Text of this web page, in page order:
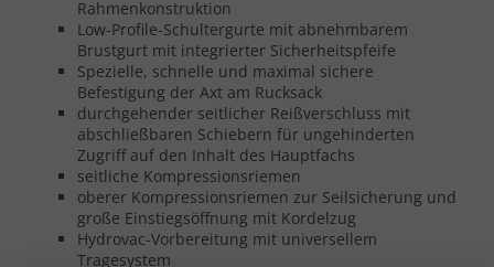
Rahmenkonstruktion
Low-Profile-Schultergurte mit abnehmbarem
Brustgurt mit integrierter Sicherheitspfeife
Spezielle, schnelle und maximal sichere
Befestigung der Axt am Rucksack
durchgehender seitlicher Reißverschluss mit
abschließbaren Schiebern für ungehinderten
Zugriff auf den Inhalt des Hauptfachs
seitliche Kompressionsriemen
oberer Kompressionsriemen zur Seilsicherung und
große Einstiegsöffnung mit Kordelzug
Hydrovac-Vorbereitung mit universellem
Tragesystem